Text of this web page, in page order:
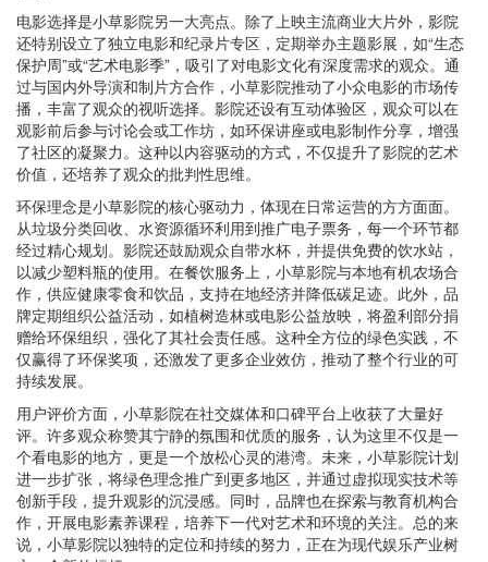
电影选择是小草影院另一大亮点。除了上映主流商业大片外，影院
还特别设立了独立电影和纪录片专区，定期举办主题影展，如“生态
保护周”或“艺术电影季”，吸引了对电影文化有深度需求的观众。通
过与国内外导演和制片方合作，小草影院推动了小众电影的市场传
播，丰富了观众的视听选择。影院还设有互动体验区，观众可以在
观影前后参与讨论会或工作坊，如环保讲座或电影制作分享，增强
了社区的凝聚力。这种以内容驱动的方式，不仅提升了影院的艺术
价值，还培养了观众的批判性思维。
环保理念是小草影院的核心驱动力，体现在日常运营的方方面面。
从垃圾分类回收、水资源循环利用到推广电子票务，每一个环节都
经过精心规划。影院还鼓励观众自带水杯，并提供免费的饮水站，
以减少塑料瓶的使用。在餐饮服务上，小草影院与本地有机农场合
作，供应健康零食和饮品，支持在地经济并降低碳足迹。此外，品
牌定期组织公益活动，如植树造林或电影公益放映，将盈利部分捐
赠给环保组织，强化了其社会责任感。这种全方位的绿色实践，不
仅赢得了环保奖项，还激发了更多企业效仿，推动了整个行业的可
持续发展。
用户评价方面，小草影院在社交媒体和口碑平台上收获了大量好
评。许多观众称赞其宁静的氛围和优质的服务，认为这里不仅是一
个看电影的地方，更是一个放松心灵的港湾。未来，小草影院计划
进一步扩张，将绿色理念推广到更多地区，并通过虚拟现实技术等
创新手段，提升观影的沉浸感。同时，品牌也在探索与教育机构合
作，开展电影素养课程，培养下一代对艺术和环境的关注。总的来
说，小草影院以独特的定位和持续的努力，正在为现代娱乐产业树